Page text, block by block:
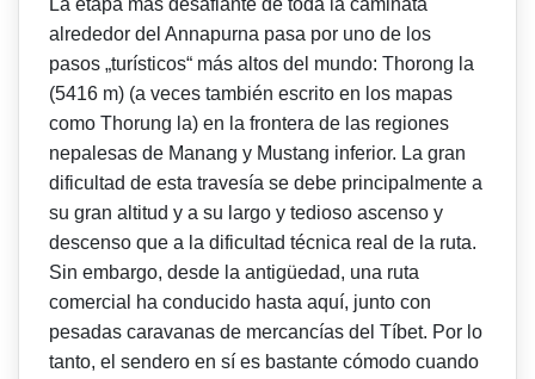
La etapa más desafiante de toda la caminata
alrededor del Annapurna pasa por uno de los
pasos „turísticos“ más altos del mundo: Thorong la
(5416 m) (a veces también escrito en los mapas
como Thorung la) en la frontera de las regiones
nepalesas de Manang y Mustang inferior. La gran
dificultad de esta travesía se debe principalmente a
su gran altitud y a su largo y tedioso ascenso y
descenso que a la dificultad técnica real de la ruta.
Sin embargo, desde la antigüedad, una ruta
comercial ha conducido hasta aquí, junto con
pesadas caravanas de mercancías del Tíbet. Por lo
tanto, el sendero en sí es bastante cómodo cuando